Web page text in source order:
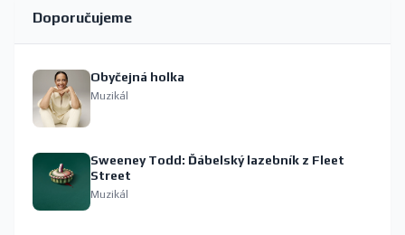
Doporučujeme
Obyčejná holka
Muzikál
Sweeney Todd: Ďábelský lazebník z Fleet
Street
Muzikál